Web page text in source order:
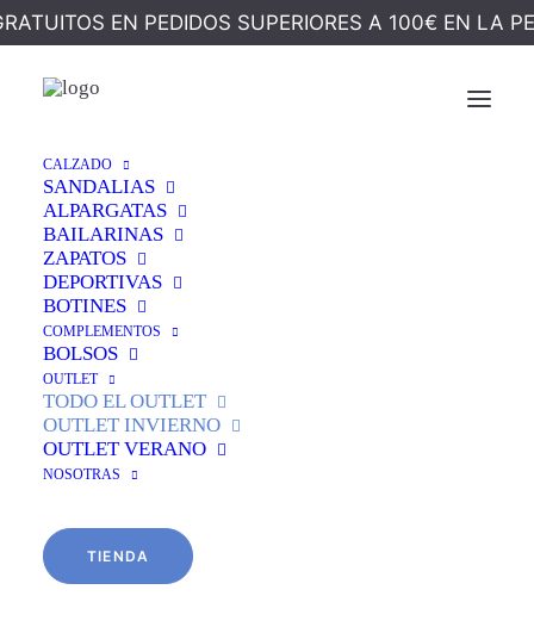
EN PEDIDOS SUPERIORES A 100€ EN LA
CALZADO
SANDALIAS
ALPARGATAS
BAILARINAS
ZAPATOS
DEPORTIVAS
BOTINES
COMPLEMENTOS
BOLSOS
OUTLET
TODO EL OUTLET
OUTLET INVIERNO
OUTLET VERANO
NOSOTRAS
TIENDA
Inicio Outlet
Oxford Combinado
Burdeos
109,95€ El
precio
original
era:
55,00
Espectacular zapato de cordones. Su combinación
es bonita y armoniosa. Un estilo masculino que
piel vacuno con textura
suela de goma (no crêpe)